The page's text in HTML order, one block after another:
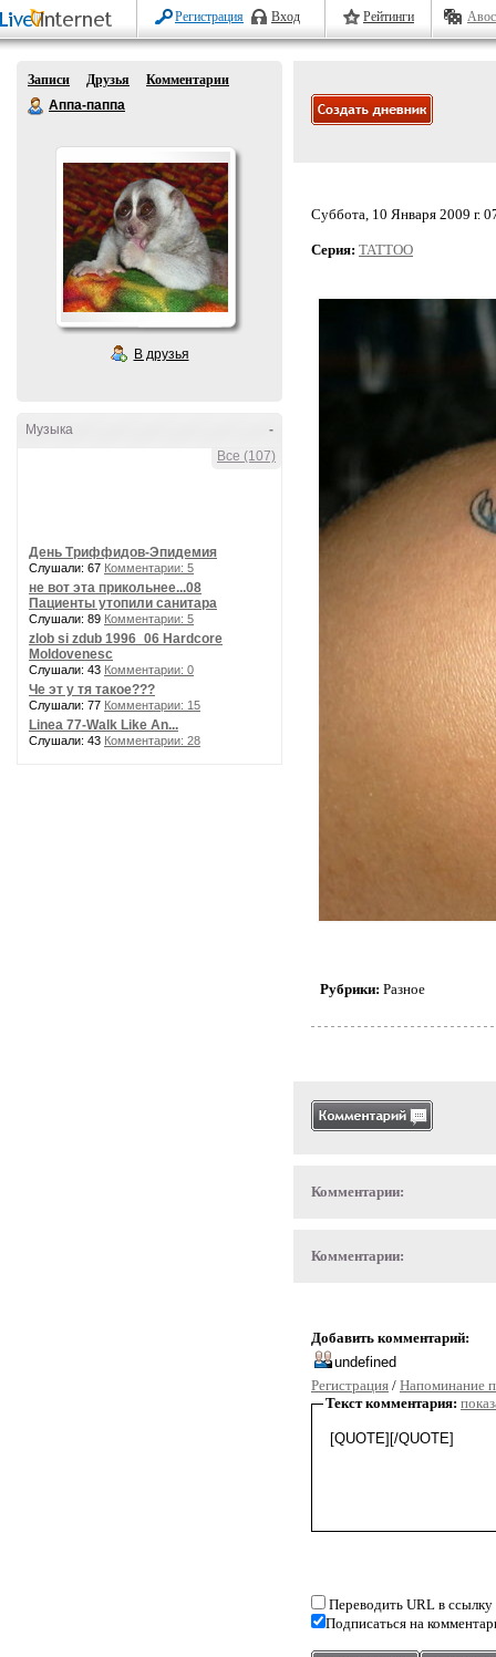
Регистрация Вход Рейтинги
Записи Друзья
Комментарии
Аппа-паппа
В друзья
-
Музыка
Все (107)
День Триффидов-Эпидемия
Слушали: 67 Комментарии: 5
не вот эта прикольнее...08
Пациенты утопили санитара
Слушали: 89 Комментарии: 5
zlob si zdub 1996_06 Hardcore
Moldovenesc
Слушали: 43 Комментарии: 0
Че эт у тя такое???
Слушали: 77 Комментарии: 15
Linea 77-Walk Like An...
Слушали: 43 Комментарии: 28
Суббота, 10 Января 2009 г.
Серия: TATTOO
Рубрики: Разное
Комментарии:
Комментарии:
Добавить комментарий:
Регистрация / Напоминание
Текст комментария:
Переводить URL в ссылку
Подписаться на